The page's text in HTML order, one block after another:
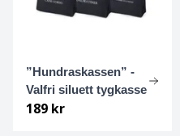
”Hundraskassen” -
Valfri siluett tygkasse
189 kr
Coton de tulear
Curly coated retriever